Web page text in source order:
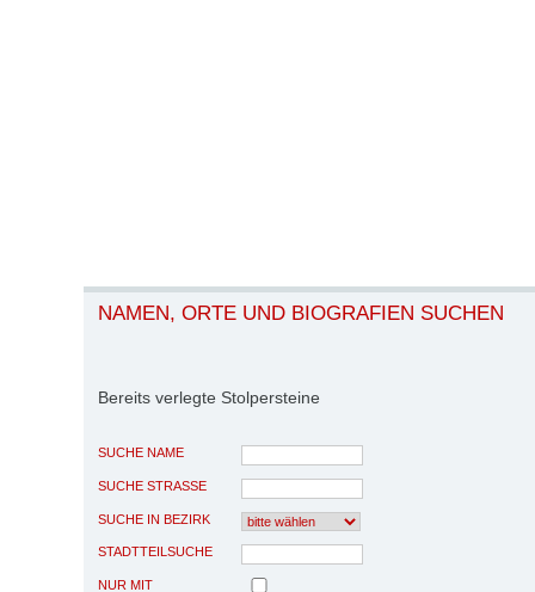
NAMEN, ORTE UND BIOGRAFIEN SUCHEN
Bereits verlegte Stolpersteine
SUCHE NAME
SUCHE STRASSE
SUCHE IN BEZIRK
STADTTEILSUCHE
NUR MIT